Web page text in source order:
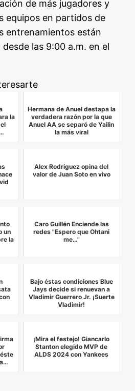
de más jugadores y
equipos en partidos de
entrenamientos están
las 9:00 a.m. en el
la
Hermana de Anuel destapa la
verdadera razón por la que
Anuel AA se separó de Yailin
la más viral
Alex Rodriguez opina del
valor de Juan Soto en vivo
un
la
Caro Guillén Enciende las
redes "Espero que Ohtani
me…"
Bajo éstas condiciones Blue
Jays decide si renuevan a
Vladimir Guerrero Jr. ¡Suerte
Vladimir!
¡Mira el festejo! Giancarlo
Stanton elegido MVP de
ALDS 2024 con Yankees